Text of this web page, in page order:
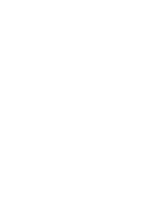
El teniente de alcalde
presentación,
fantástica de conocer
hosteleros, además es
amigos, pues coinciden
Oktoberfest y Halloween,